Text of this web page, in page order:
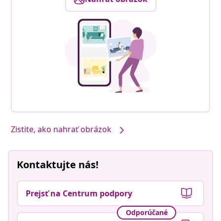
Zistite, ako nahrať obrázok
Kontaktujte nás!
Prejsť na Centrum podpory
Odporúčané